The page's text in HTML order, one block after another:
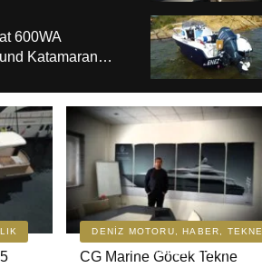
600WA
Katamaran
Lüks Motor Yat
CG Marine Göcek Tekne
DENIZ MOTORU, HABER, TEKNE
YAT MALZEMELERI